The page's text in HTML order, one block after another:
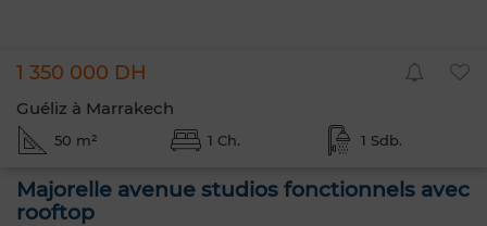
1 350 000 DH
Guéliz à Marrakech
50 m² 1 Ch. 1 Sdb.
Majorelle avenue studios fonctionnels avec
rooftop